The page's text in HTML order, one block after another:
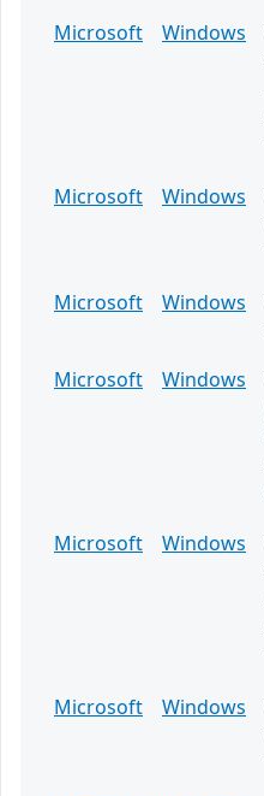
Microsoft
Windows
Microsoft
Windows
Microsoft
Windows
Microsoft
Windows
Microsoft
Windows
Microsoft
Windows